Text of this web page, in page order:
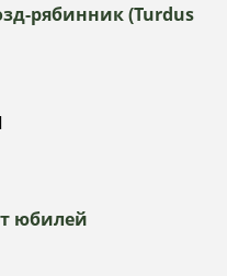
рябинник (Turdus
юбилей